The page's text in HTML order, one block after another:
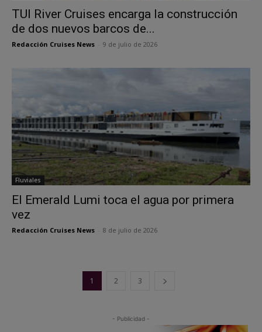
TUI River Cruises encarga la construcción
de dos nuevos barcos de...
Redacción Cruises News 9 de julio de 2026
Fluviales
El Emerald Lumi toca el agua por primera
vez
Redacción Cruises News 8 de julio de 2026
1 2 3
- Publicidad -